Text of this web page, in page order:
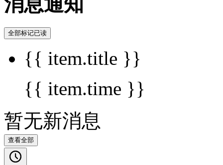
全部标记已读
{{ item.title }}
{{ item.time }}
暂无新消息
查看全部